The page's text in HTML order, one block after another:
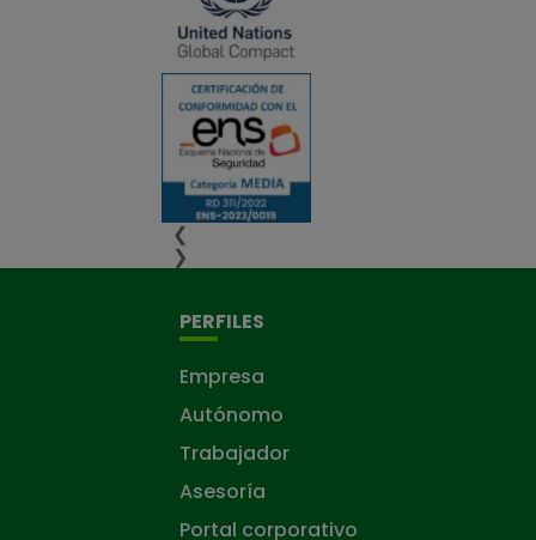
❮
❯
PERFILES
Empresa
Autónomo
Trabajador
Asesoría
Portal corporativo